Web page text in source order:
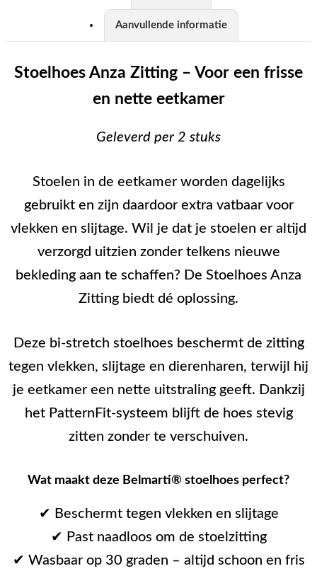
Aanvullende informatie
Stoelhoes Anza Zitting – Voor een frisse
en nette eetkamer
Geleverd per 2 stuks
Stoelen in de eetkamer worden dagelijks
gebruikt en zijn daardoor extra vatbaar voor
vlekken en slijtage. Wil je dat je stoelen er altijd
verzorgd uitzien zonder telkens nieuwe
bekleding aan te schaffen? De Stoelhoes Anza
Zitting biedt dé oplossing.
Deze bi-stretch stoelhoes beschermt de zitting
tegen vlekken, slijtage en dierenharen, terwijl hij
je eetkamer een nette uitstraling geeft. Dankzij
het PatternFit-systeem blijft de hoes stevig
zitten zonder te verschuiven.
Wat maakt deze Belmarti® stoelhoes perfect?
✔ Beschermt tegen vlekken en slijtage
✔ Past naadloos om de stoelzitting
✔ Wasbaar op 30 graden – altijd schoon en fris